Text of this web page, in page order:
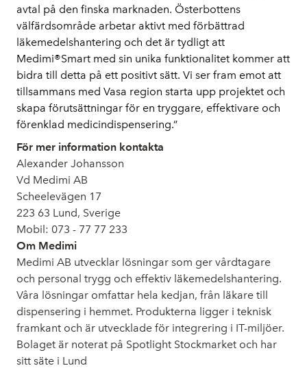
avtal på den finska marknaden. Österbottens
välfärdsområde arbetar aktivt med förbättrad
läkemedelshantering och det är tydligt att
Medimi®Smart med sin unika funktionalitet kommer att
bidra till detta på ett positivt sätt. Vi ser fram emot att
tillsammans med Vasa region starta upp projektet och
skapa förutsättningar för en tryggare, effektivare och
förenklad medicindispensering.”
För mer information kontakta
Alexander Johansson
Vd Medimi AB
Scheelevägen 17
223 63 Lund, Sverige
Mobil: 073 - 77 77 233
Om Medimi
Medimi AB utvecklar lösningar som ger vårdtagare
och personal trygg och effektiv läkemedelshantering.
Våra lösningar omfattar hela kedjan, från läkare till
dispensering i hemmet. Produkterna ligger i teknisk
framkant och är utvecklade för integrering i IT-miljöer.
Bolaget är noterat på Spotlight Stockmarket och har
sitt säte i Lund